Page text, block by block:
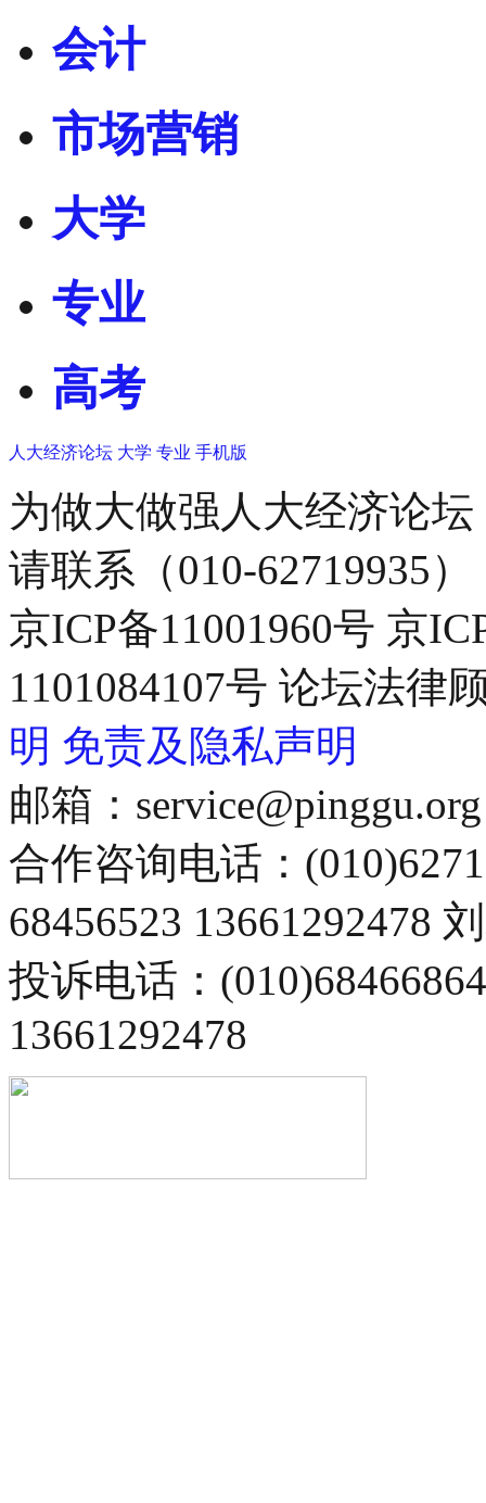
会计
市场营销
大学
专业
高考
人大经济论坛 大学 专业 手机版
为做大做强人大经济论
请联系（010-62719935）
京ICP备11001960号 京
1101084107号 论坛法律
明 免责及隐私声明
邮箱：service@pinggu.org
合作咨询电话：
68456523 13661292478
投诉电话：
13661292478